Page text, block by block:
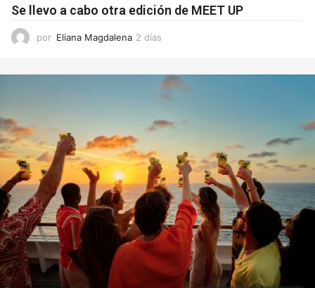
Se llevo a cabo otra edición de MEET UP
por Eliana Magdalena 2 días
a
s